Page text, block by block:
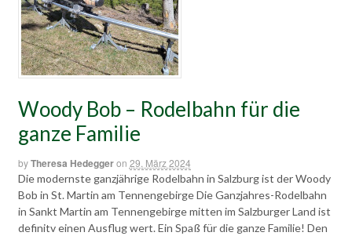
Woody Bob – Rodelbahn für die
ganze Familie
byTheresa Hedeggeron 29. März 2024
Die modernste ganzjährige Rodelbahn in Salzburg ist der Woody
Bob in St. Martin am Tennengebirge Die Ganzjahres-Rodelbahn
in Sankt Martin am Tennengebirge mitten im Salzburger Land ist
definitv einen Ausflug wert. Ein Spaß für die ganze Familie! Den